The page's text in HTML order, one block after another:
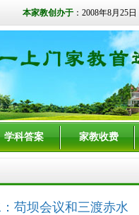
本家教创办于 ：2008年8月25日
学科答案 家教收费
苟坝会议和三渡赤水